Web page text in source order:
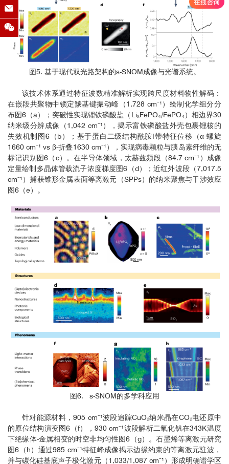
图5. 基于现代双光路架构的s-SNOM成像与光谱系统。
该技术体系通过特征波数精准解析实现跨尺度材料物性解码：
在嵌段共聚物中锁定羰基键振动峰（1,728 cm⁻¹）绘制化学组分分
布图6（a）；突破性实现锂铁磷酸盐（LiₓFePO₄/FePO₄）相边界30
纳米级分辨成像（1,042 cm⁻¹），揭示富铁磷酸盐外壳包裹锂核的
失效机制图6（b）；基于蛋白二级结构酰胺I带特征位移（α-螺旋
1660 cm⁻¹ vs β-折叠1630 cm⁻¹），实现病毒颗粒与胰岛素纤维的无
标记识别图6（c）。在半导体领域，太赫兹频段（84.7 cm⁻¹）成像
定量绘制多晶体管载流子浓度梯度图6（d）；近红外波段（7,017.5
cm⁻¹）捕获锥形金属表面等离激元（SPPs）的纳米聚焦与干涉效应
图6（e）。
图6. s-SNOM的多学科应用
针对能源材料，905 cm⁻¹波段追踪CuO₂纳米晶在CO₂电还原中
的原位结构演变图6（f），930 cm⁻¹波段解析二氧化钒在343K温度
下绝缘体-金属相变的时空非均匀性图6（g）。石墨烯等离激元研究
图6（h）通过985 cm⁻¹特征峰成像揭示边缘约束的等离激元驻波，
并与碳化硅基底声子极化激元（1,033/1,087 cm⁻¹）形成明确谱学区